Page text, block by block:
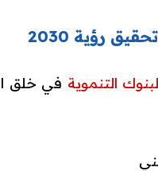
رؤية 2030
التنموية في خلق